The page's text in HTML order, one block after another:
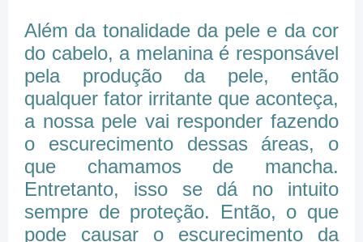
Além da tonalidade da pele e da cor
do cabelo, a melanina é responsável
pela produção da pele, então
qualquer fator irritante que aconteça,
a nossa pele vai responder fazendo
o escurecimento dessas áreas, o
que chamamos de mancha.
Entretanto, isso se dá no intuito
sempre de proteção. Então, o que
pode causar o escurecimento da